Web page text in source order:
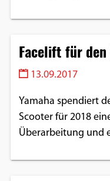
Facelift für
13.09.2017
Yamaha spendiert
Scooter für 2018
Überarbeitung und